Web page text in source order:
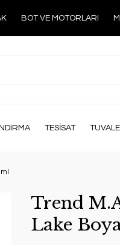
BOT VE MOTORLARI
TESİSAT
Trend
Lake